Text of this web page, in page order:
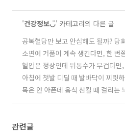
'건강정보◡̈' 카테고리의 다른 글
공복혈당만 보고 안심해도 될까? 당
알려주는 건강 신호
(0)
소변에 거품이 계속 생긴다면, 한 번
야 할 이유 (1)
혈압은 정상인데 뒤통수가 무겁다면
들이 놓치는 원인
(4)
아침에 첫발 디딜 때 발바닥이 찌릿
들 이 신호를 놓칩니다
(2)
목은 안 아픈데 음식 삼킬 때 걸리는
관련글